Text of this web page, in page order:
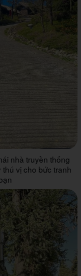
nhà truyền thống
vị cho bức tranh